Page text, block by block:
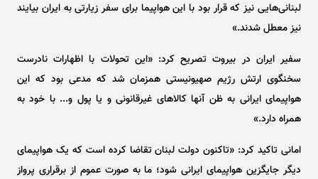
لبنانی‌هایی نیز که قرار بود با این هواپیما برای سفر زیارتی به ایران بیایند
نیز معطل شدند.»
سفیر ایران در بیروت تصریح کرد: «این تحولات با اظهارات نادرست
سخنگوی ارتش رژیم صهیونیستی همزمان شد که مدعی بود که این
هواپیمای ایرانی به ظن آنها کالا‌های غیرقانونی و یا پول و... با خود به
همراه دارد.»
امانی تاکید کرد: «تاکنون دولت لبنان تقاضا کرده است که یک هواپیمای
دیگر جایگزین هواپیمای ایرانی شود؛ ما به صورت عموم از برقراری پرواز